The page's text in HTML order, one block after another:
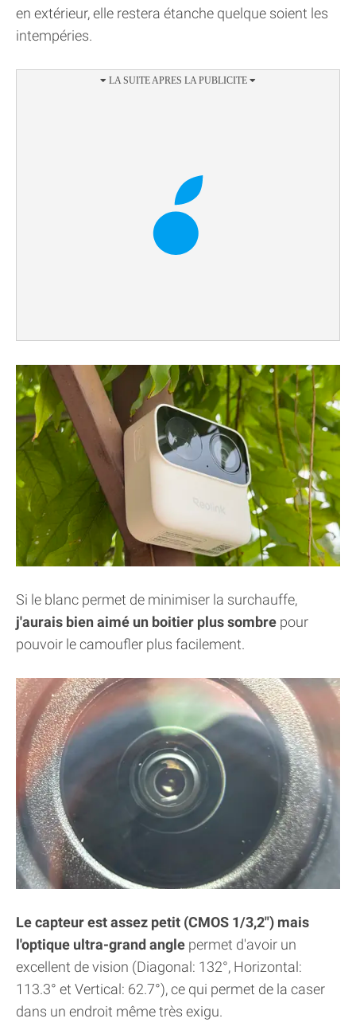
en extérieur, elle restera étanche quelque soient les
intempéries.
Si le blanc permet de minimiser la surchauffe,
j'aurais bien aimé un boitier plus sombre pour
pouvoir le camoufler plus facilement.
Le capteur est assez petit (CMOS 1/3,2") mais
l'optique ultra-grand angle permet d'avoir un
excellent de vision (Diagonal: 132°, Horizontal:
113.3° et Vertical: 62.7°), ce qui permet de la caser
dans un endroit même très exigu.